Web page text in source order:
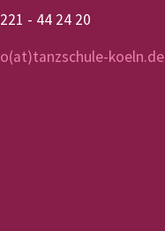
- 44 24 20
koeln.de